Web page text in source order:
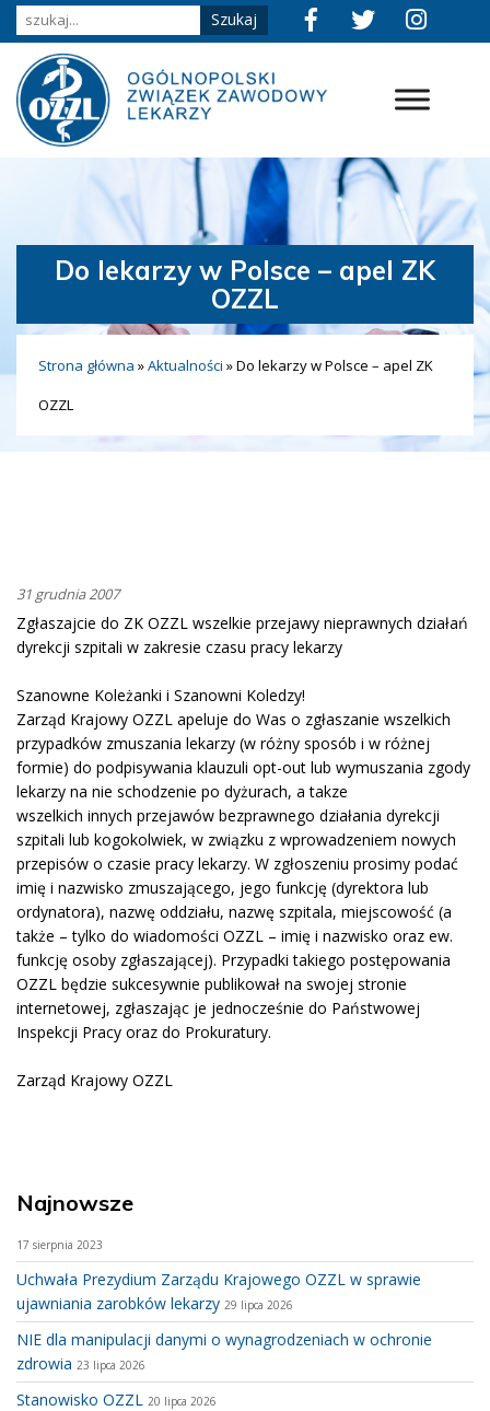
Do lekarzy w Polsce – apel ZK
OZZL
Strona główna »Aktualności »Do lekarzy w Polsce – apel ZK
OZZL
31 grudnia 2007
Zgłaszajcie do ZK OZZL wszelkie przejawy nieprawnych działań
dyrekcji szpitali w zakresie czasu pracy lekarzy
Szanowne Koleżanki i Szanowni Koledzy!
Zarząd Krajowy OZZL apeluje do Was o zgłaszanie wszelkich
przypadków zmuszania lekarzy (w różny sposób i w różnej
formie) do podpisywania klauzuli opt-out lub wymuszania zgody
lekarzy na nie schodzenie po dyżurach, a takze
wszelkich innych przejawów bezprawnego działania dyrekcji
szpitali lub kogokolwiek, w związku z wprowadzeniem nowych
przepisów o czasie pracy lekarzy. W zgłoszeniu prosimy podać
imię i nazwisko zmuszającego, jego funkcję (dyrektora lub
ordynatora), nazwę oddziału, nazwę szpitala, miejscowość (a
także – tylko do wiadomości OZZL – imię i nazwisko oraz ew.
funkcję osoby zgłaszającej). Przypadki takiego postępowania
OZZL będzie sukcesywnie publikował na swojej stronie
internetowej, zgłaszając je jednocześnie do Państwowej
Inspekcji Pracy oraz do Prokuratury.
Zarząd Krajowy OZZL
Najnowsze
17 sierpnia 2023
Uchwała Prezydium Zarządu Krajowego OZZL w sprawie
ujawniania zarobków lekarzy 29 lipca 2026
NIE dla manipulacji danymi o wynagrodzeniach w ochronie
zdrowia 23 lipca 2026
Stanowisko OZZL 20 lipca 2026